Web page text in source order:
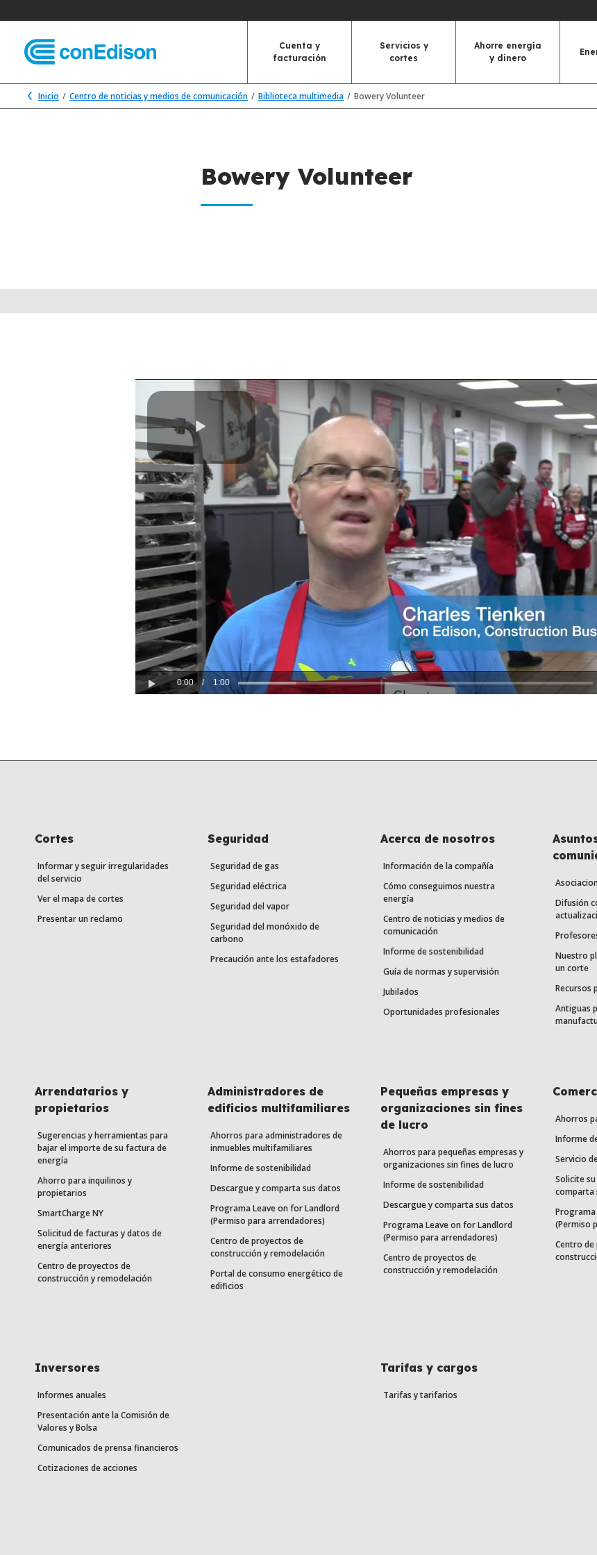
Cuenta y
facturación
Servicios y
cortes
Ahorre energía
y dinero
Inicio Centro de noticias y medios de comunicación Biblioteca multimedia Bowery Volunteer
Bowery Volunteer
Play
Video
Play
0:00 /
1:00
Cortes
Informar y seguir irregularidades
del servicio
Ver el mapa de cortes
Presentar un reclamo
Seguridad
Seguridad de gas
Seguridad eléctrica
Seguridad del vapor
Seguridad del monóxido de
carbono
Precaución ante los estafadores
Acerca de nosotros
Información de la compañía
Cómo conseguimos nuestra
energía
Centro de noticias y medios de
comunicación
Informe de sostenibilidad
Guía de normas y supervisión
Jubilados
Oportunidades profesionales
Difusión
Nuestro
un corte
Recursos
Antiguas
Arrendatarios y
propietarios
Sugerencias y herramientas para
bajar el importe de su factura de
energía
Ahorro para inquilinos y
propietarios
SmartCharge NY
Solicitud de facturas y datos de
energía anteriores
Centro de proyectos de
construcción y remodelación
Administradores de
edificios multifamiliares
Ahorros para administradores de
inmuebles multifamiliares
Informe de sostenibilidad
Descargue y comparta sus datos
Programa Leave on for Landlord
(Permiso para arrendadores)
Centro de proyectos de
construcción y remodelación
Portal de consumo energético de
edificios
Pequeñas empresas y
organizaciones sin fines
de lucro
Ahorros para pequeñas empresas y
organizaciones sin fines de lucro
Informe de sostenibilidad
Descargue y comparta sus datos
Programa Leave on for Landlord
(Permiso para arrendadores)
Centro de proyectos de
construcción y remodelación
Ahorros
Informe
Servicio
Solicite
comparta
(Permiso
Centro
Inversores
Informes anuales
Presentación ante la Comisión de
Valores y Bolsa
Comunicados de prensa financieros
Cotizaciones de acciones
Tarifas y cargos
Tarifas y tarifarios